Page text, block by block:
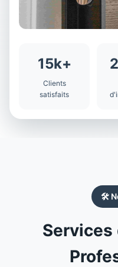
15k+
Clients
satisfaits
🛠️
Services